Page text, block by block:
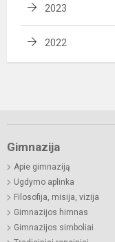
2023
2022
Gimnazija
Apie gimnaziją
Ugdymo aplinka
Filosofija, misija, vizija
Gimnazijos himnas
Gimnazijos simboliai